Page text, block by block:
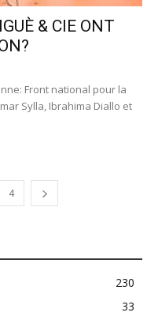
& CIE ONT
Front national pour la
Sylla, Ibrahima Diallo et
4
230
33